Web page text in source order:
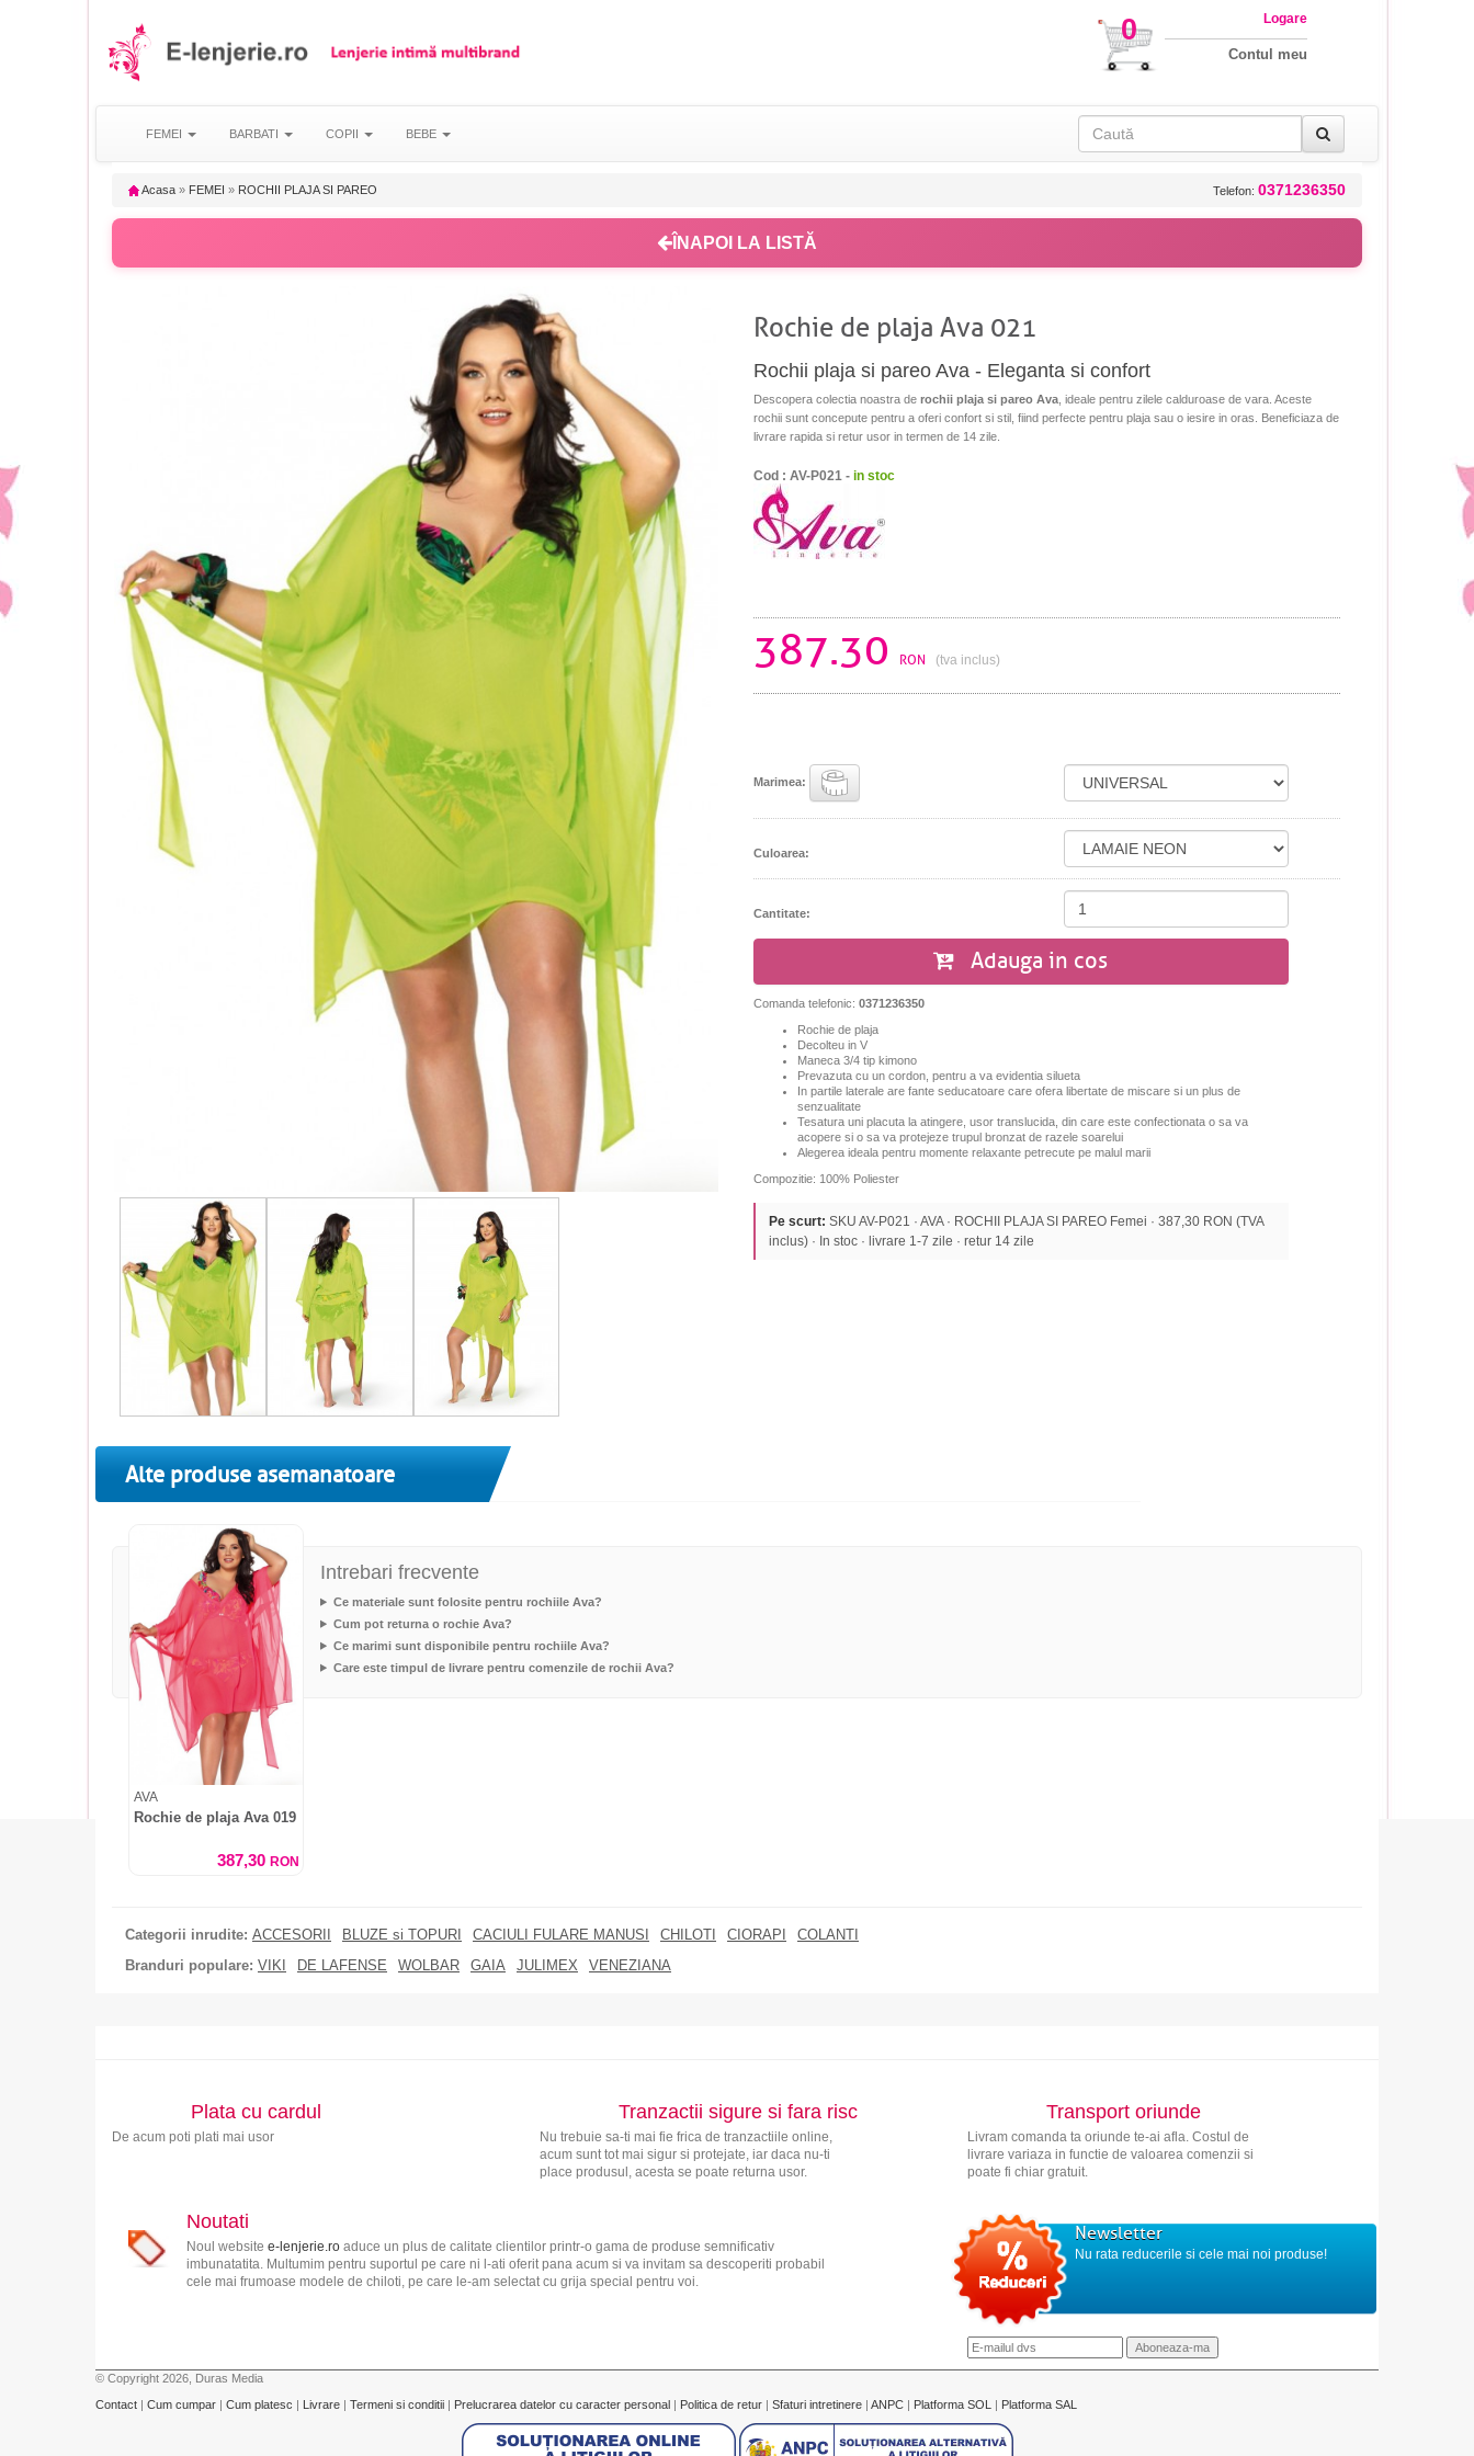
0 Logare
Contul meu
FEMEI BARBATI COPII BEBE
Acasa » FEMEI » ROCHII PLAJA SI PAREO Telefon: 0371236350
ÎNAPOI LA LISTĂ
Rochie de plaja Ava 021
Rochii plaja si pareo Ava - Eleganta si confort
Descopera colectia noastra de rochii plaja si pareo Ava , ideale pentru zilele calduroase de vara. Aceste
rochii sunt concepute pentru a oferi confort si stil, fiind perfecte pentru plaja sau o iesire in oras. Beneficiaza de
livrare rapida si retur usor in termen de 14 zile.
Cod : AV-P021 - in stoc
387.30 RON (tva inclus)
Marimea:
Culoarea:
Cantitate:
Adauga in cos
Comanda telefonic: 0371236350
Rochie de plaja
Decolteu in V
Maneca 3/4 tip kimono
Prevazuta cu un cordon, pentru a va evidentia silueta
In partile laterale are fante seducatoare care ofera libertate de miscare si un plus de
senzualitate
Tesatura uni placuta la atingere, usor translucida, din care este confectionata o sa va
acopere si o sa va protejeze trupul bronzat de razele soarelui
Alegerea ideala pentru momente relaxante petrecute pe malul marii
Compozitie: 100% Poliester
Pe scurt: SKU AV-P021 · AVA · ROCHII PLAJA SI PAREO Femei · 387,30 RON (TVA
inclus) · In stoc · livrare 1-7 zile · retur 14 zile
Alte produse asemanatoare
AVA
Rochie de plaja Ava 019
387,30 RON
Categorii inrudite: ACCESORII BLUZE si TOPURI CACIULI FULARE MANUSI CHILOTI CIORAPI
COLANTI
Branduri populare: VIKI DE LAFENSE WOLBAR GAIA JULIMEX VENEZIANA
Intrebari frecvente
Ce materiale sunt folosite pentru rochiile Ava?
Cum pot returna o rochie Ava?
Ce marimi sunt disponibile pentru rochiile Ava?
Care este timpul de livrare pentru comenzile de rochii Ava?
Plata cu cardul
De acum poti plati mai usor
Tranzactii sigure si fara risc
Nu trebuie sa-ti mai fie frica de tranzactiile online,
acum sunt tot mai sigur si protejate, iar daca nu-ti
place produsul, acesta se poate returna usor.
Transport oriunde
Livram comanda ta oriunde te-ai afla. Costul de
livrare variaza in functie de valoarea comenzii si
poate fi chiar gratuit.
Noutati
Noul website e-lenjerie.roaduce un plus de calitate clientilor printr-o gama de produse semnificativ
imbunatatita. Multumim pentru suportul pe care ni l-ati oferit pana acum si va invitam sa descoperiti probabil
cele mai frumoase modele de chiloti, pe care le-am selectat cu grija special pentru voi.
Newsletter
Nu rata reducerile si cele mai noi produse!
© Copyright 2026, Duras Media
Contact | Cum cumpar | Cum platesc | Livrare | Termeni si conditii | Prelucrarea datelor cu caracter personal | Politica de retur | Sfaturi intretinere | ANPC | Platforma SOL | Platforma SAL